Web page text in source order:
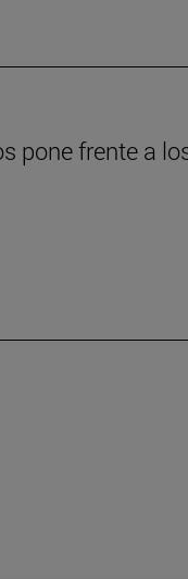
pone frente a